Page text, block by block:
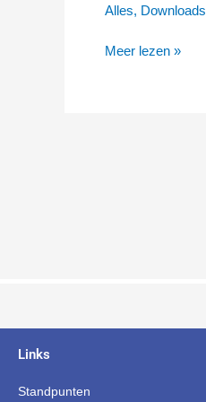
Alles, Downloads
Meer lezen »
Links
Standpunten